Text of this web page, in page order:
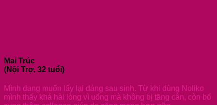
Mai Trúc
(Nội Trợ, 32 tuổi)
Mình đang muốn lấy lại dáng sau sinh. Từ khi dùng Noliko
mình thấy khá hài lòng vì uống mà không bị tăng cân, còn bổ